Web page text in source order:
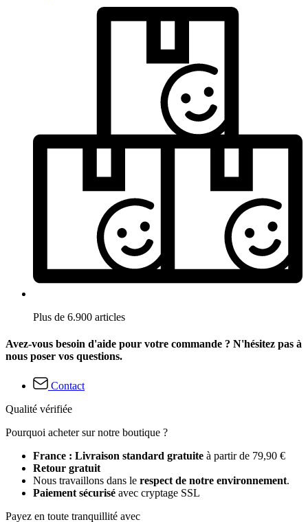
Plus de 6.900 articles
Avez-vous besoin d'aide pour votre commande ? N'hésitez pas à
nous poser vos questions.
Contact
Qualité vérifiée
Pourquoi acheter sur notre boutique ?
France : Livraison standard gratuite à partir de 79,90 €
Retour gratuit
Nous travaillons dans le respect de notre environnement.
Paiement sécurisé avec cryptage SSL
Payez en toute tranquillité avec